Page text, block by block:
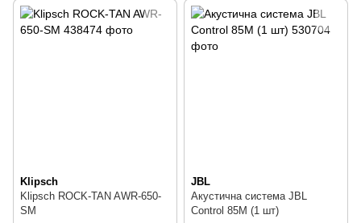
Klipsch
Klipsch ROCK-TAN AWR-650-
SM
JBL
Акустична система JBL
Control 85M (1 шт)